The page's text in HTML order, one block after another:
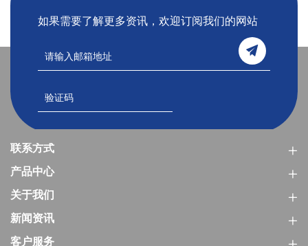
如果需要了解更多资讯，欢迎订阅我们的网站
联系方式
产品中心
关于我们
新闻资讯
客户服务